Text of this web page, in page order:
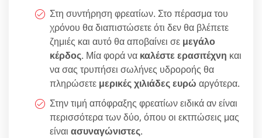
Στη συντήρηση φρεατίων. Στο πέρασμα του
χρόνου θα διαπιστώσετε ότι δεν θα βλέπετε
ζημιές και αυτό θα αποβαίνει σε μεγάλο
κέρδος. Μία φορά να καλέστε ερασιτέχνη και
να σας τρυπήσει σωλήνες υδροροής θα
πληρώσετε μερικές χιλιάδες ευρώ αργότερα.
Στην τιμή απόφραξης φρεατίων ειδικά αν είναι
περισσότερα των δύο, όπου οι εκτπώσεις μας
είναι ασυναγώνιστες.